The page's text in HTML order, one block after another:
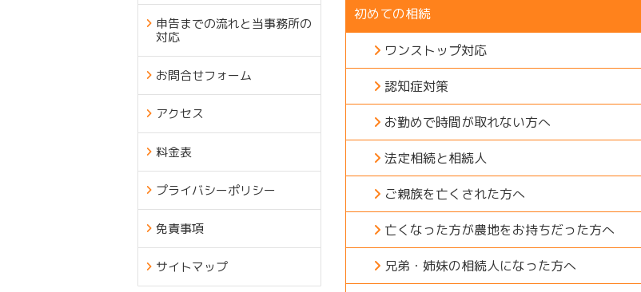
初めての相続
ワンストップ対応
認知症対策
お勤めで時間が取れない方へ
法定相続と相続人
ご親族を亡くされた方へ
亡くなった方が農地をお持ちだった方へ
兄弟・姉妹の相続人になった方へ
申告までの流れと当事務所の
対応
お問合せフォーム
アクセス
料金表
プライバシーポリシー
免責事項
サイトマップ